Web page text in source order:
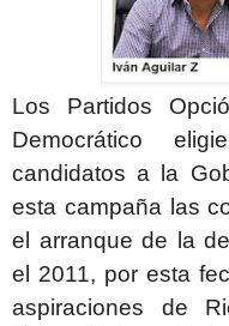
Los Partidos
Democrático
candidatos a la
esta campaña las
el arranque de la
el 2011, por esta
aspiraciones de